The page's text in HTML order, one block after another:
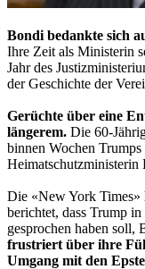
Bondi bedankte sich
Ihre Zeit als Ministerin
Jahr des
der Geschichte der
Gerüchte über eine
längerem. Die 60-
binnen Wochen
Die «New York Times»
berichtet, dass Trump
gesprochen haben soll,
frustriert über ihre
Umgang mit den